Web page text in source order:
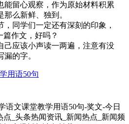
能留心观察，作为原始材料积累
么新鲜、独到。
们一定还有深刻的印象，
作文，好吗？
该小声读一两遍，注意有没
的字。
用语50句
语文课堂教学用语50句-奖文-今日
_头条热闻资讯_新闻热点_新闻频